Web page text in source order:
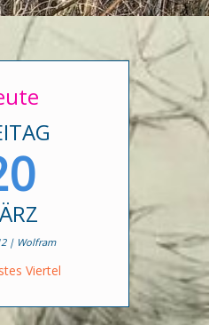
| Wolfram
Viertel